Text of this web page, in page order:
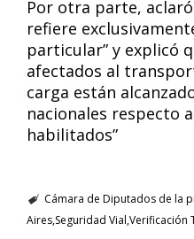
Por otra parte,
refiere
particular” y explicó
afectados al
carga están
nacionales respecto
habilitados”
Cámara de Diputados de la
Aires Seguridad Vial Verificación